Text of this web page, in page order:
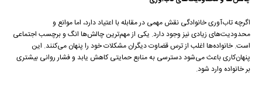
اگرچه تاب‌آوری خانوادگی نقش مهمی در مقابله با اعتیاد دارد، اما موانع و
محدودیت‌های زیادی نیز وجود دارد. یکی از مهم‌ترین چالش‌ها انگ و برچسب اجتماعی
است. خانواده‌ها اغلب از ترس قضاوت دیگران مشکلات خود را پنهان می‌کنند. این
پنهان‌کاری باعث می‌شود دسترسی به منابع حمایتی کاهش یابد و فشار روانی بیشتری
بر خانواده وارد شود.